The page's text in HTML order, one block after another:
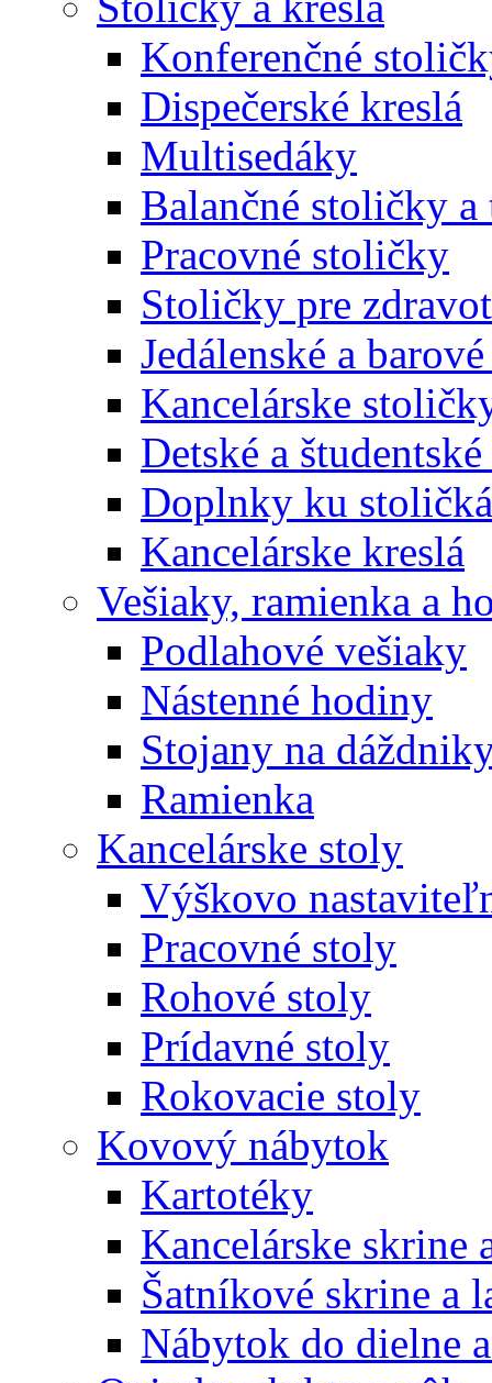
Konferenčné
Dispečerské kreslá
Multisedáky
Balančné stoličky a
Pracovné stoličky
Stoličky pre
Jedálenské a
Kancelárske
Detské a
Doplnky ku
Kancelárske kreslá
Vešiaky, ramienka a
Podlahové vešiaky
Nástenné hodiny
Stojany na
Ramienka
Kancelárske stoly
Výškovo
Pracovné stoly
Rohové stoly
Prídavné stoly
Rokovacie stoly
Kovový nábytok
Kartotéky
Kancelárske skrine
Šatníkové skrine a
Nábytok do dielne